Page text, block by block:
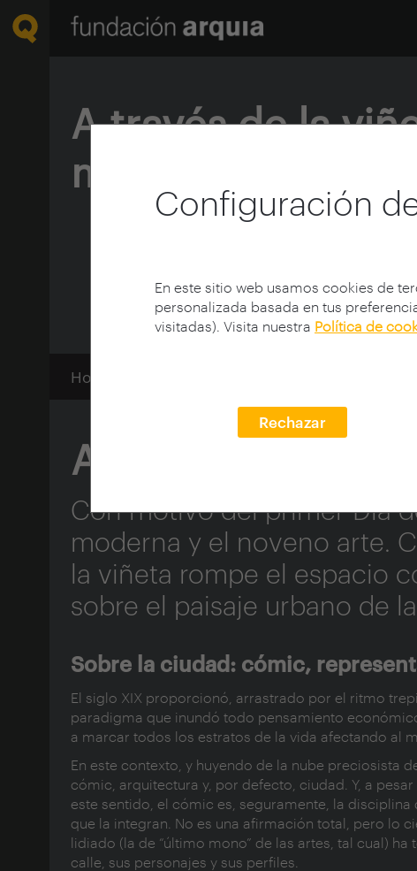
Configuración
En este sitio web usamos cookies de
personalizada basada en tus
visitadas). Visita nuestra Política de
Rechazar
A través de la
moderna y el
Home
A través de la
Con motivo del primer Día
moderna y el noveno arte.
la viñeta rompe el espacio
sobre el paisaje urbano de
Sobre la ciudad: cómic,
El siglo XIX proporcionó, arrastrado por el ritmo
paradigma que inundó todo pensamiento
a marcar todos los estratos de la vida afectando al
En este contexto, y huyendo de la nube preciosista
cómic, arquitectura y, por defecto, ciudad. Y, a
este sentido, el cómic es, seguramente, la
que la integran. No es una afirmación total, pero lo
lidiado (la de “último mono” de las artes, tal cual)
calle, sus personajes y sus perfiles.